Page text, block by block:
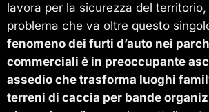
lavora per la sicurezza del
problema che va oltre questo
fenomeno dei furti d’auto nei
commerciali è in preoccupante
assedio che trasforma luoghi
terreni di caccia per bande